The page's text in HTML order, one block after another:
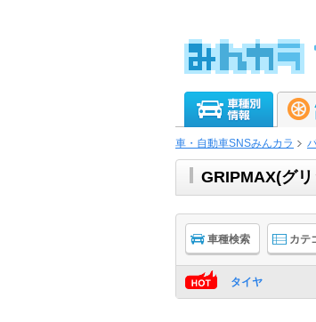
車・自動車SNSみんカラ
GRIPMAX(グ
車種検索 カテ
タイヤ